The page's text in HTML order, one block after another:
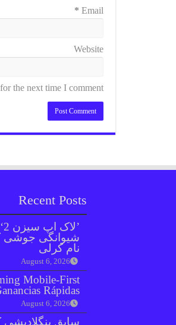
Email
*
Website
the next time I comment.
Recent Posts
شیوانگی جوشی
نام کرلی
August 6, 2026
Mobile‑First
Rápidas
August 6, 2026
سابق